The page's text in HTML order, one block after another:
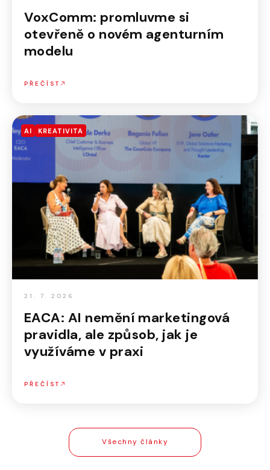
VoxComm: promluvme si
otevřeně o novém agenturním
modelu
PŘEČÍST
AI KREATIVITA
21. 7. 2026
EACA: AI nemění marketingová
pravidla, ale způsob, jak je
využíváme v praxi
PŘEČÍST
Všechny články